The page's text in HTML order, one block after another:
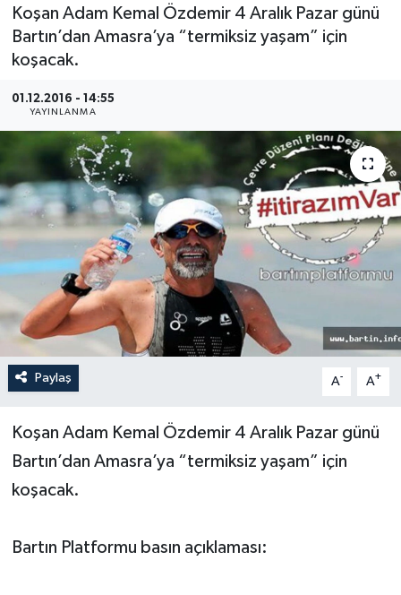
Koşan Adam Kemal Özdemir 4 Aralık Pazar günü
Bartın’dan Amasra’ya “termiksiz yaşam” için
koşacak.
01.12.2016 - 14:55
YAYINLANMA
Paylaş A- A+
Koşan Adam Kemal Özdemir 4 Aralık Pazar günü
Bartın’dan Amasra’ya “termiksiz yaşam” için
koşacak.
Bartın Platformu basın açıklaması:
Medya
Sivil Toplum
Siyaset
Spor
Tarım
Yerel Yönetimler
DÜNYA